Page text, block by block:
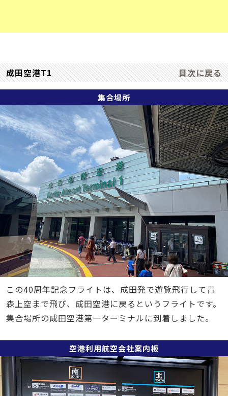
成田空港T1 目次に戻る
集合場所
この40周年記念フライトは、成田発で遊覧飛行して青
森上空まで飛び、成田空港に戻るというフライトです。
集合場所の成田空港第一ターミナルに到着しました。
空港利用航空会社案内板